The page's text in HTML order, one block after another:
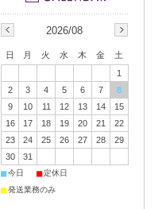
2026/08
日 月 火 水 木 金
土
1
2
3 4 5 6 7
8
9
10 11 12 13 14
15
16
17 18 19 20 21
22
23
24 25 26 27 28
29
30
31
■今日 ■定休日
■発送業務のみ